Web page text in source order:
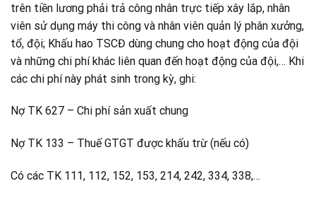
trên tiền lương phải trả công nhân trực tiếp xây lắp, nhân
viên sử dụng máy thi công và nhân viên quản lý phân xưởng,
tổ, đội; Khấu hao TSCĐ dùng chung cho hoạt động của đội
và những chi phí khác liên quan đến hoạt động của đội,… Khi
các chi phí này phát sinh trong kỳ, ghi:
Nợ TK 627 – Chi phí sản xuất chung
Nợ TK 133 – Thuế GTGT được khấu trừ (nếu có)
Có các TK 111, 112, 152, 153, 214, 242, 334, 338,…